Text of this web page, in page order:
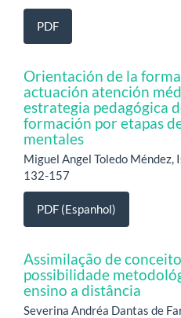
PDF
Orientación de la
actuación atención
estrategia pedagógica
formación por etapas
mentales
Miguel Angel Toledo Méndez,
132-157
PDF (Espanhol)
Assimilação de
possibilidade
ensino a distância
Severina Andréa Dantas de